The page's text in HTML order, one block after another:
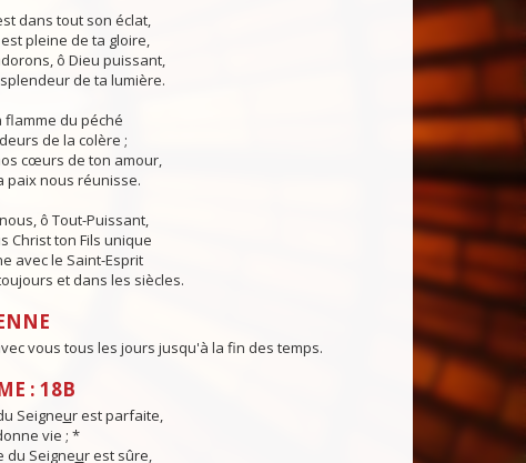
dans tout son éclat,
pleine de ta gloire,
ô Dieu puissant,
de ta lumière.
flamme du péché
de la colère ;
cœurs de ton amour,
paix nous réunisse.
ô Tout-Puissant,
Christ ton Fils unique
avec le Saint-Esprit
et dans les siècles.
vous tous les jours jusqu'à la fin des temps.
: 18B
Seigneur est parfaite,
vie ; *
du Seigneur est sûre,